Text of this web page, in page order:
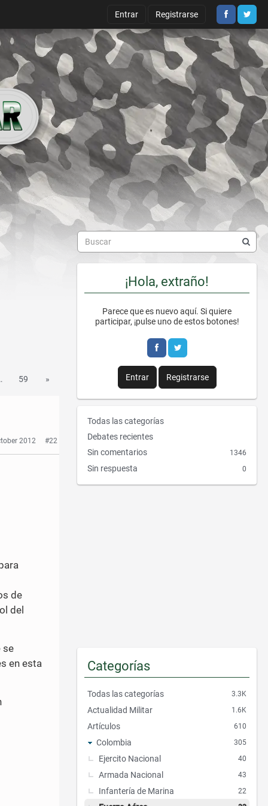
Entrar Registrarse
59 »
2012 #22
de
del
se
en esta
¡Hola, extraño!
Parece que es nuevo aquí. Si quiere
participar, ¡pulse uno de estos botones!
Entrar Registrarse
E
n
a
c
e
Todas las categorías
Debates recientes
Sin comentarios
1346
Sin respuesta 0
Categorías
3.3K
Todas las categorías
1.6K
Actualidad Militar
610
Artículos
305
Colombia
40
Ejercito Nacional
43
Armada Nacional
22
Infantería de Marina